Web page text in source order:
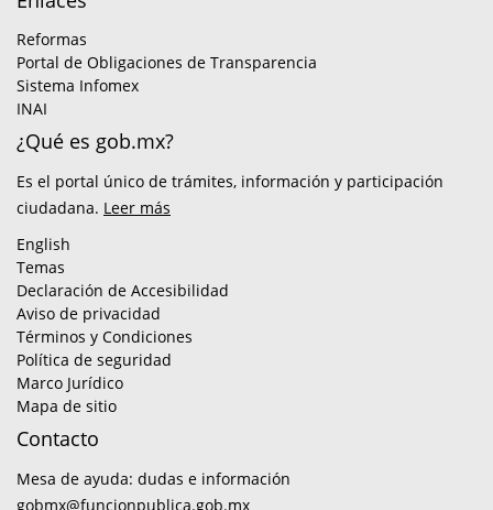
Reformas
Portal de Obligaciones de Transparencia
Sistema Infomex
INAI
¿Qué es gob.mx?
Es el portal único de trámites, información y participación
ciudadana. Leer más
English
Temas
Declaración de Accesibilidad
Aviso de privacidad
Términos y Condiciones
Política de seguridad
Marco Jurídico
Mapa de sitio
Contacto
Mesa de ayuda: dudas e información
gobmx@funcionpublica.gob.mx